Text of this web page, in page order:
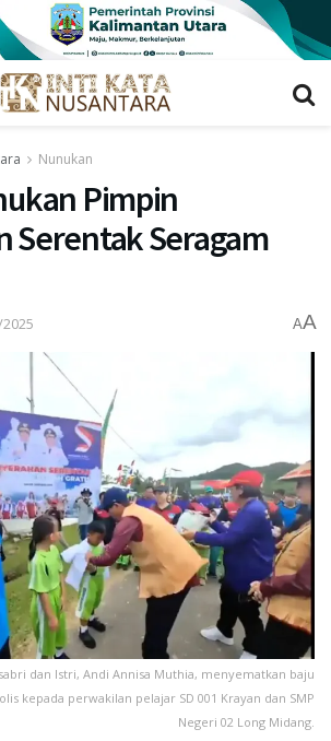
Nunukan
Pimpin
Serentak Seragam
AA
dan Istri, Andi Annisa Muthia, menyematkan baju
kepada perwakilan pelajar SD 001 Krayan dan SMP
Negeri 02 Long Midang.